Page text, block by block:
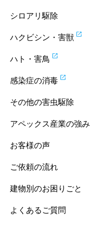
シロアリ駆除
ハクビシン・害獣 open_in_new
ハト・害鳥 open_in_new
感染症の消毒 open_in_new
その他の害虫駆除
アペックス産業の強み
お客様の声
ご依頼の流れ
建物別のお困りごと
よくあるご質問